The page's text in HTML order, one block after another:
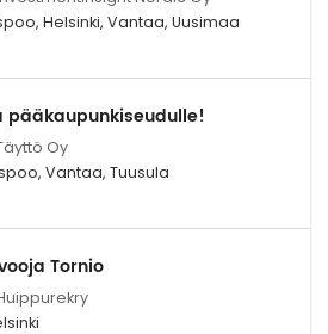
Helsinki, Vantaa, Uusimaa
pääkaupunkiseudulle!
Oy
Vantaa, Tuusula
Tornio